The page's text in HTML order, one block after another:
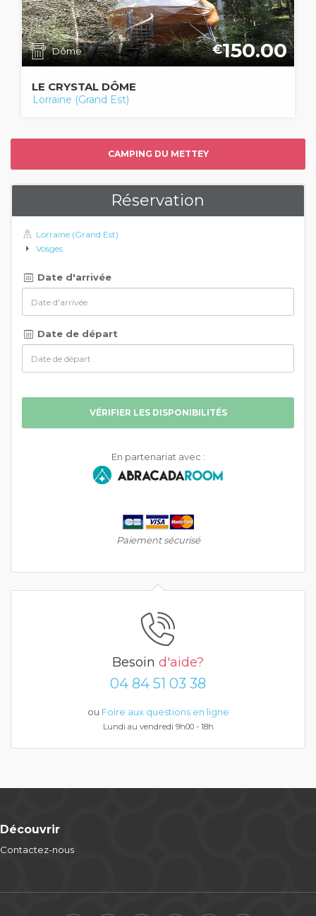
Dôme €150.00
LE CRYSTAL DÔME
Lorraine (Grand Est)
CAMPING DU METTEY
Réservation
Lorraine (Grand Est)
Vosges
Date d'arrivée
Date de départ
VÉRIFIER LES DISPONIBILITÉS
En partenariat avec :
Paiement sécurisé
Besoin d'aide?
04 84 51 03 38
ou Foire aux questions en ligne
Lundi au vendredi 9h00 - 18h
Découvrir
Contactez-nous